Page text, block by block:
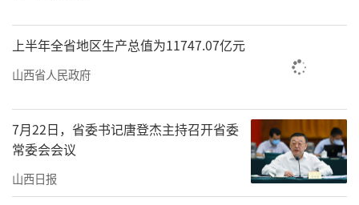
上半年全省地区生产总值为11747.07亿元
山西省人民政府
7月22日，省委书记唐登杰主持召开省委
常委会会议
山西日报